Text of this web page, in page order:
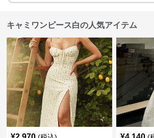
キャミワンピース白の人気アイテム